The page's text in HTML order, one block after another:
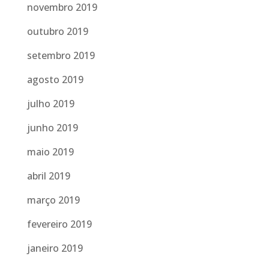
novembro 2019
outubro 2019
setembro 2019
agosto 2019
julho 2019
junho 2019
maio 2019
abril 2019
março 2019
fevereiro 2019
janeiro 2019